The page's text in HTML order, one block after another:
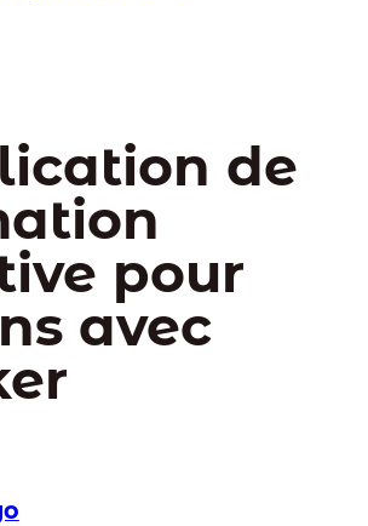
de
pour
avec